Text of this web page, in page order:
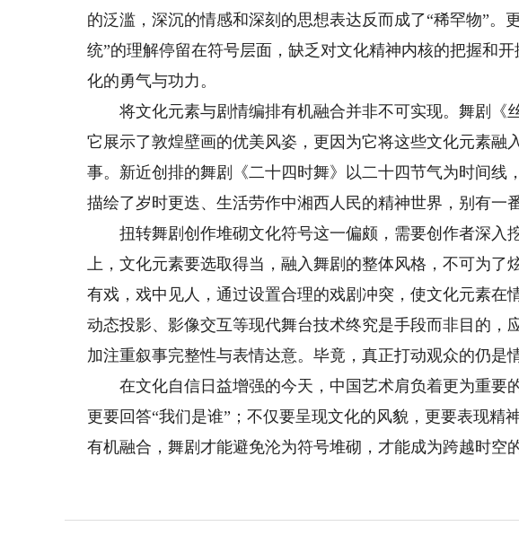
的泛滥，深沉的情感和深刻的思想表达反而成了“稀罕物”。
统”的理解停留在符号层面，缺乏对文化精神内核的把握和
化的勇气与功力。
将文化元素与剧情编排有机融合并非不可实现。舞剧《
它展示了敦煌壁画的优美风姿，更因为它将这些文化元素融
事。新近创排的舞剧《二十四时舞》以二十四节气为时间线
描绘了岁时更迭、生活劳作中湘西人民的精神世界，别有一
扭转舞剧创作堆砌文化符号这一偏颇，需要创作者深入
上，文化元素要选取得当，融入舞剧的整体风格，不可为了
有戏，戏中见人，通过设置合理的戏剧冲突，使文化元素在
动态投影、影像交互等现代舞台技术终究是手段而非目的，
加注重叙事完整性与表情达意。毕竟，真正打动观众的仍是
在文化自信日益增强的今天，中国艺术肩负着更为重要的
更要回答“我们是谁”；不仅要呈现文化的风貌，更要表现精
有机融合，舞剧才能避免沦为符号堆砌，才能成为跨越时空